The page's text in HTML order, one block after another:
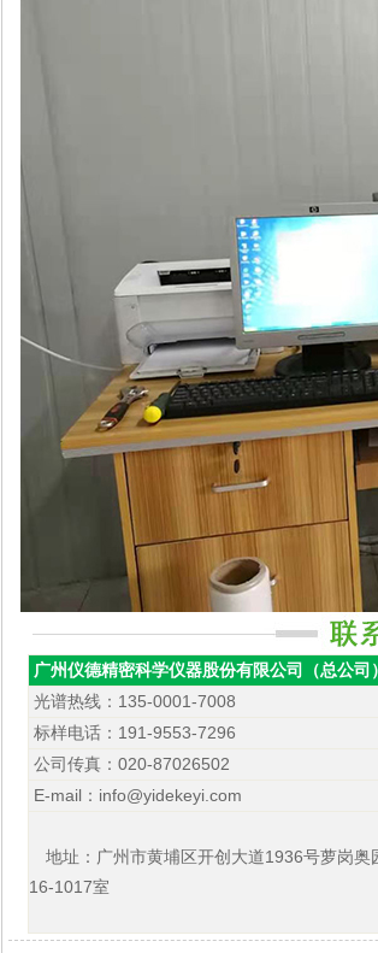
广州仪德精密科学仪器股份有限公司（总公司）
光谱热线：135-0001-7008
标样电话：191-9553-7296
公司传真：020-87026502
E-mail：info@yidekeyi.com
地址：广州市黄埔区开创大道1936号萝岗奥
16-1017室